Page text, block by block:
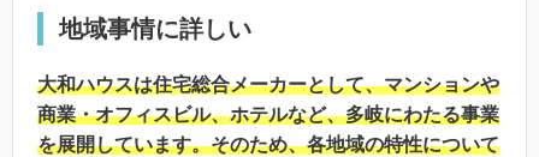
地域事情に詳しい
大和ハウスは住宅総合メーカーとして、マンションや
商業・オフィスビル、ホテルなど、多岐にわたる事業
を展開しています。そのため、各地域の特性について